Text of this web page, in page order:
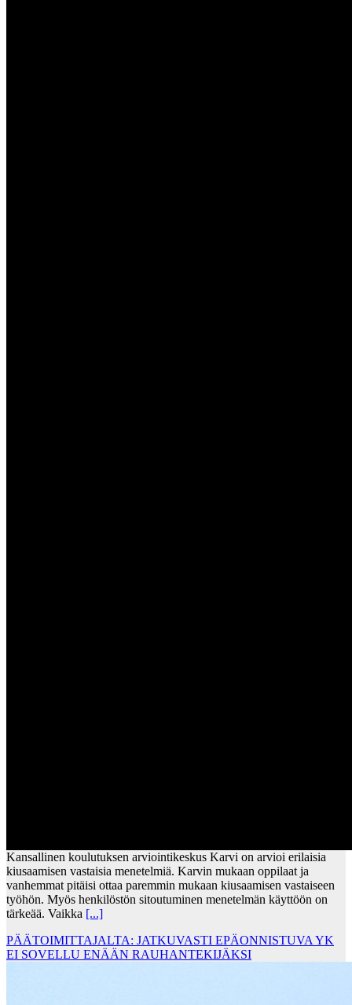
Kansallinen koulutuksen arviointikeskus Karvi on arvioi erilaisia
kiusaamisen vastaisia menetelmiä. Karvin mukaan oppilaat ja
vanhemmat pitäisi ottaa paremmin mukaan kiusaamisen vastaiseen
työhön. Myös henkilöstön sitoutuminen menetelmän käyttöön on
tärkeää. Vaikka [...]
PÄÄTOIMITTAJALTA: JATKUVASTI EPÄONNISTUVA YK
EI SOVELLU ENÄÄN RAUHANTEKIJÄKSI